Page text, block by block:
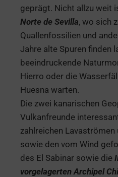
geprägt. Nicht allzu weit
Norte de Sevilla, wo sich
Quallenfossilien und
Jahre alte Spuren finden
beeindruckende
Hierro oder die
Huesna warten.
Die zwei kanarischen
Vulkanfreunde
zahlreichen
sowie den vom Wind
des El Sabinar sowie die
vorgelagerten Archipel